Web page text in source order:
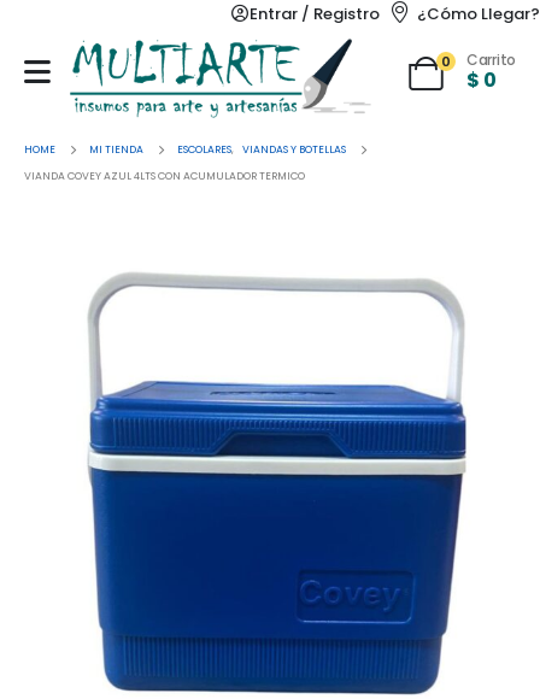
Entrar / Registro ¿Cómo Llegar?
0 Carrito
$ 0
HOME MI TIENDA ESCOLARES, VIANDAS Y BOTELLAS
VIANDA COVEY AZUL 4LTS CON ACUMULADOR TERMICO